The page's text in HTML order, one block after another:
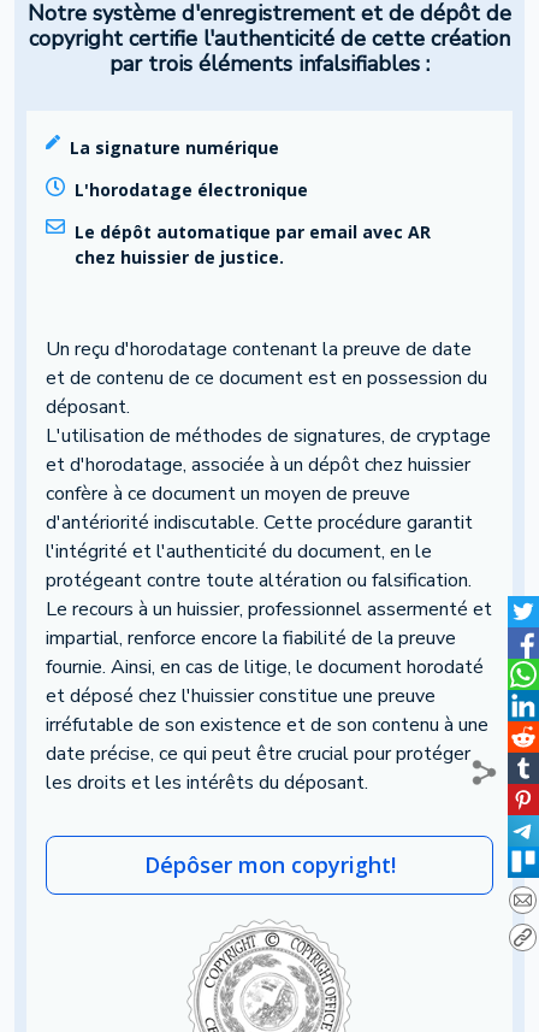
Notre système d'enregistrement et de dépôt de
copyright certifie l'authenticité de cette création
par trois éléments infalsifiables :
La signature numérique
L'horodatage électronique
Le dépôt automatique par email avec AR
chez huissier de justice.
Un reçu d'horodatage contenant la preuve de date
et de contenu de ce document est en possession du
déposant.
L'utilisation de méthodes de signatures, de cryptage
et d'horodatage, associée à un dépôt chez huissier
confère à ce document un moyen de preuve
d'antériorité indiscutable. Cette procédure garantit
l'intégrité et l'authenticité du document, en le
protégeant contre toute altération ou falsification.
Le recours à un huissier, professionnel assermenté et
impartial, renforce encore la fiabilité de la preuve
fournie. Ainsi, en cas de litige, le document horodaté
et déposé chez l'huissier constitue une preuve
irréfutable de son existence et de son contenu à une
date précise, ce qui peut être crucial pour protéger
les droits et les intérêts du déposant.
Dépôser mon copyright!